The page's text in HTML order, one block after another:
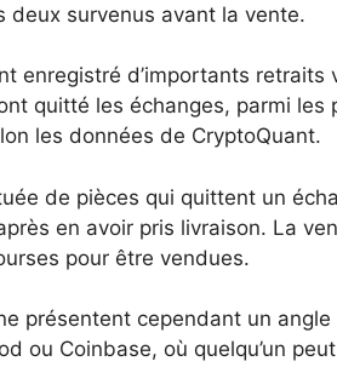
deux survenus avant la vente.
enregistré d’importants
quitté les échanges, parmi
les données de CryptoQuant.
de pièces qui quittent un
en avoir pris livraison. La
pour être vendues.
présentent cependant un
ou Coinbase, où quelqu’un